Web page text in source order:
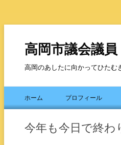
高岡市議会議
高岡のあしたに向かってひたむ
ホーム プロフィール
今年も今日で終わ